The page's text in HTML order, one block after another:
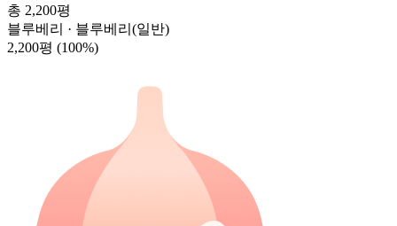
총 2,200평
블루베리 · 블루베리(일반)
2,200평 (100%)